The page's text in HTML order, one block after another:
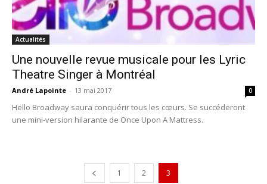
Actualités
Une nouvelle revue musicale pour les Lyric
Theatre Singer à Montréal
André Lapointe - 13 mai 2017 0
Hello Broadway saura conquérir tous les cœurs. Se succéderont
une mini-version hilarante de Once Upon A Mattress.
1 2 3